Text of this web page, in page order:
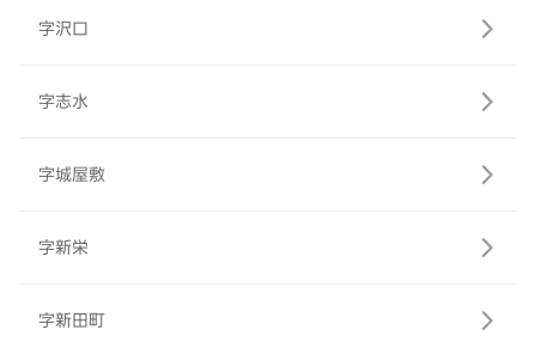
字沢口
字志水
字城屋敷
字新栄
字新田町